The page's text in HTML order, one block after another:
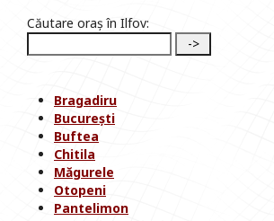
Căutare oraș în Ilfov:
Bragadiru
București
Buftea
Chitila
Măgurele
Otopeni
Pantelimon